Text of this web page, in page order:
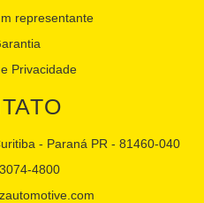
representante
Privacidade
- Paraná PR - 81460-040
4800